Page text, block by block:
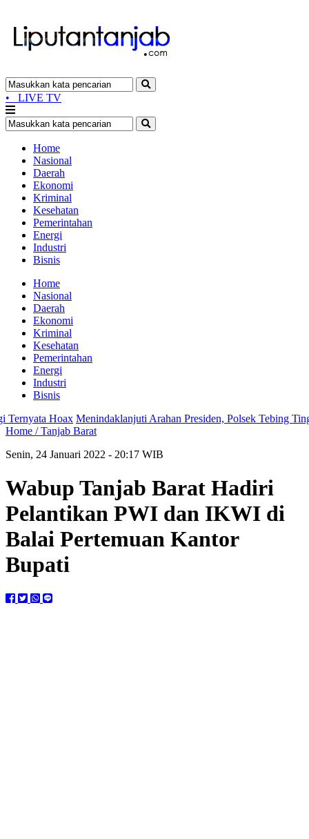
• LIVE TV
Home
Nasional
Daerah
Ekonomi
Kriminal
Kesehatan
Pemerintahan
Energi
Industri
Bisnis
Home
Nasional
Daerah
Ekonomi
Kriminal
Kesehatan
Pemerintahan
Energi
Industri
Bisnis
Hoax Menindaklanjuti Arahan Presiden, Polsek Tebing Tinggi
Home /Tanjab Barat
Senin, 24 Januari 2022 - 20:17 WIB
Wabup Tanjab Barat Hadiri
Pelantikan PWI dan IKWI di
Balai Pertemuan Kantor
Bupati